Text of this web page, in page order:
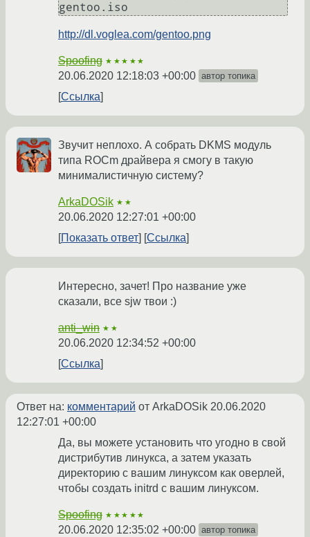
gentoo.iso
http://dl.voglea.com/gentoo.png
Spoofing ★★★★★
20.06.2020 12:18:03 +00:00 автор топика
Ссылка
Звучит неплохо. А собрать DKMS модуль
типа ROCm драйвера я смогу в такую
минималистичную систему?
ArkaDOSik ★★
20.06.2020 12:27:01 +00:00
Показать ответ
Ссылка
Интересно, зачет! Про название уже
сказали, все sjw твои :)
anti_win ★★
20.06.2020 12:34:52 +00:00
Ссылка
Ответ на: комментарий от ArkaDOSik 20.06.2020
12:27:01 +00:00
Да, вы можете установить что угодно в свой
дистрибутив линукса, а затем указать
директорию с вашим линуксом как оверлей,
чтобы создать initrd с вашим линуксом.
Spoofing ★★★★★
20.06.2020 12:35:02 +00:00 автор топика